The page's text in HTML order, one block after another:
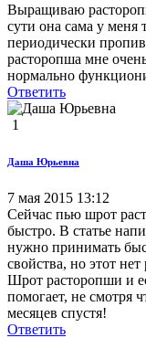
Выращиваю
сути она сама у меня
периодически
расторопша мне
нормально
Ответить
1
Даша Юрьевна
7 мая 2015 13:12
Сейчас пью шрот
быстро. В статье
нужно принимать
свойства, но этот
Шрот расторопши и
помогает, не смотря
месяцев спустя!
Ответить